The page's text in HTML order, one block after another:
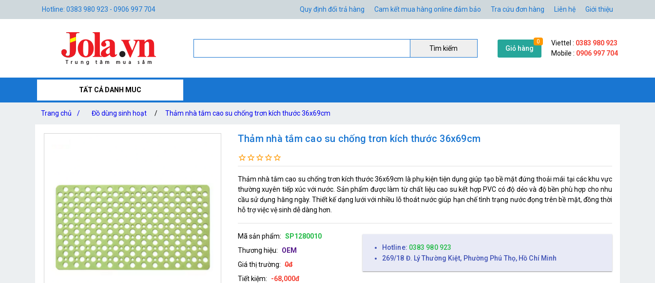
Hotline: 0383 980 923 - 0906 997 704 Quy định đổi trả hàng Cam kết mua hàng online đảm bảo Tra cứu đơn hàng Liên hệ Giới thiệu
Tìm kiếm Giỏ hàng
0 Viettel : 0383 980 923
Mobile : 0906 997 704
TẤT CẢ DANH MUC
Trang chủ / Đồ dùng sinh hoạt / Thảm nhà tắm cao su chống trơn kích thước 36x69cm
Thảm nhà tắm cao su chống trơn kích thước 36x69cm
Thảm nhà tắm cao su chống trơn kích thước 36x69cm là phụ kiện tiện dụng giúp tạo bề mặt đứng thoải mái tại các khu vực
thường xuyên tiếp xúc với nước. Sản phẩm được làm từ chất liệu cao su kết hợp PVC có độ dẻo và độ bền phù hợp cho nhu
cầu sử dụng hằng ngày. Thiết kế dạng lưới với nhiều lỗ thoát nước giúp hạn chế tình trạng nước đọng trên bề mặt, đồng thời
hỗ trợ việc vệ sinh dễ dàng hơn.
Mã sản phẩm: SP1280010
Thương hiệu:
OEM
Giá thị trường: 0đ
Tiết kiệm:
-68,000đ
Hotline: 0383 980 923
269/18 Đ. Lý Thường Kiệt, Phường Phú Thọ, Hồ Chí Minh